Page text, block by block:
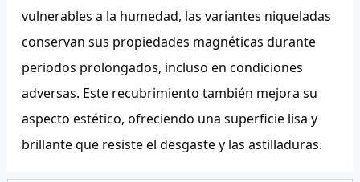
vulnerables a la humedad, las variantes niqueladas
conservan sus propiedades magnéticas durante
periodos prolongados, incluso en condiciones
adversas. Este recubrimiento también mejora su
aspecto estético, ofreciendo una superficie lisa y
brillante que resiste el desgaste y las astilladuras.